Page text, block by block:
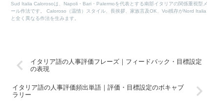
Sud Italia Calorosoは、Napoli・Bari・Palermoを代表とする南部イタリアの関係重視型メ
ール作法です。 Caloroso（温情）スタイル、長挨拶、家族言及OK、Voi残存がNord Italia
と全く異なる作法を生みます。
イタリア語の人事評価フレーズ｜フィードバック・目標設定
の表現
イタリア語の人事評価頻出単語｜評価・目標設定のボキャブ
ラリー